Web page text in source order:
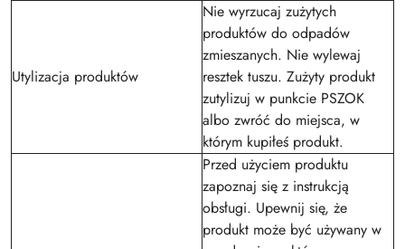
Utylizacja produktów
Nie wyrzucaj zużytych
produktów do odpadów
zmieszanych. Nie wylewaj
resztek tuszu. Zużyty produkt
zutylizuj w punkcie PSZOK
albo zwróć do miejsca, w
którym kupiłeś produkt.
Przed użyciem produktu
zapoznaj się z instrukcją
obsługi. Upewnij się, że
produkt może być używany w